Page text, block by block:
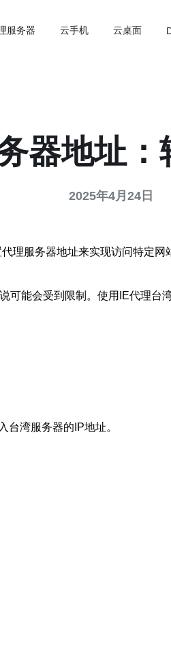
服务器 云手机 云桌面
器地址
2025年4月24日
理服务器地址来实现访问特定
能会受到限制。使用IE代理台
台湾服务器的IP地址。